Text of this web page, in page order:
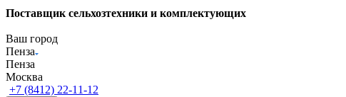
Поставщик сельхозтехники и комплектующих
Ваш город
Пенза
Пенза
Москва
+7 (8412) 22-11-12